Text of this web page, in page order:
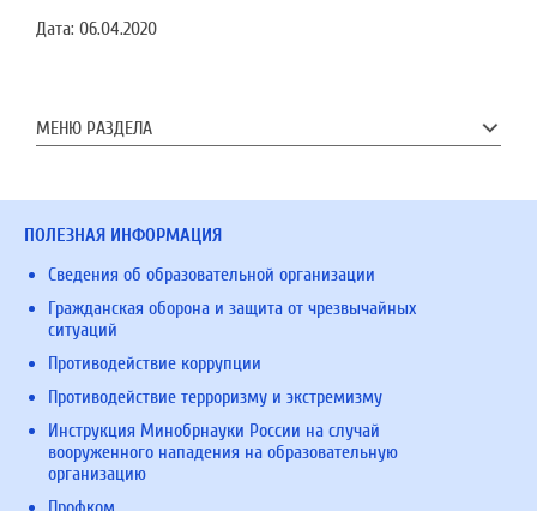
Дата: 06.04.2020
МЕНЮ РАЗДЕЛА
ПОЛЕЗНАЯ ИНФОРМАЦИЯ
Сведения об образовательной организации
Гражданская оборона и защита от чрезвычайных
ситуаций
Противодействие коррупции
Противодействие терроризму и экстремизму
Инструкция Минобрнауки России на случай
вооруженного нападения на образовательную
организацию